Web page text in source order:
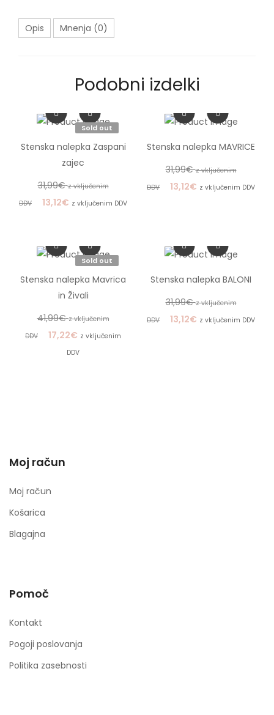
Opis Mnenja (0)
Podobni izdelki
Sold out
Stenska nalepka Zaspani
zajec
31,99€ z vključenim
DDV
13,12€ z vključenim DDV
Stenska nalepka MAVRICE
31,99€ z vključenim
DDV
13,12€ z vključenim DDV
Sold out
Stenska nalepka Mavrica
in Živali
41,99€ z vključenim
DDV
17,22€ z vključenim
DDV
Stenska nalepka BALONI
31,99€ z vključenim
DDV
13,12€ z vključenim DDV
Moj račun
Moj račun
Košarica
Blagajna
Pomoč
Kontakt
Pogoji poslovanja
Politika zasebnosti